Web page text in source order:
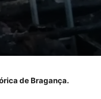
de Bragança.